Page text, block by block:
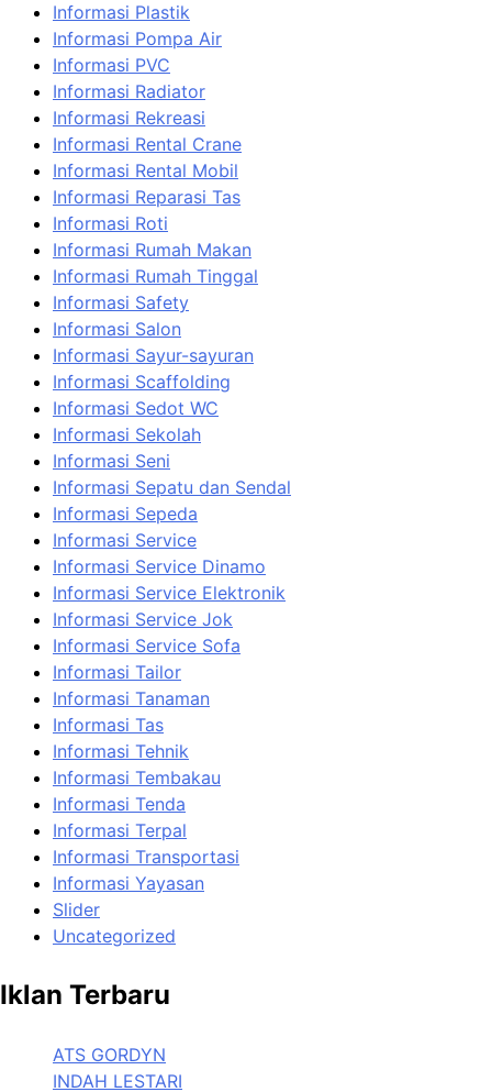
Informasi Plastik
Informasi Pompa Air
Informasi PVC
Informasi Radiator
Informasi Rekreasi
Informasi Rental Crane
Informasi Rental Mobil
Informasi Reparasi Tas
Informasi Roti
Informasi Rumah Makan
Informasi Rumah Tinggal
Informasi Safety
Informasi Salon
Informasi Sayur-sayuran
Informasi Scaffolding
Informasi Sedot WC
Informasi Sekolah
Informasi Seni
Informasi Sepatu dan Sendal
Informasi Sepeda
Informasi Service
Informasi Service Dinamo
Informasi Service Elektronik
Informasi Service Jok
Informasi Service Sofa
Informasi Tailor
Informasi Tanaman
Informasi Tas
Informasi Tehnik
Informasi Tembakau
Informasi Tenda
Informasi Terpal
Informasi Transportasi
Informasi Yayasan
Slider
Uncategorized
Iklan Terbaru
ATS GORDYN
INDAH LESTARI